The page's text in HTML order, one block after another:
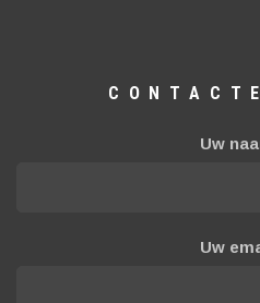
Uw
Uw